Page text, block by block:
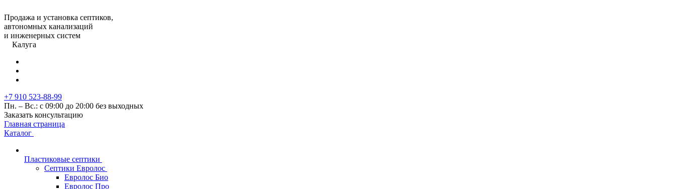
Продажа и установка септиков,
автономных канализаций
и инженерных систем
Калуга
+7 910 523-88-99
Пн. – Вс.: с 09:00 до 20:00 без выходных
Заказать консультацию
Главная страница
Каталог
Пластиковые септики
Септики Евролос
Евролос Био
Евролос Про